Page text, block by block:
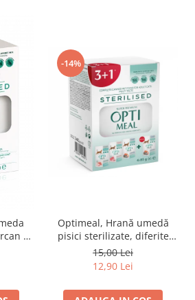
-14%
Optimeal, Hrană umedă
pisici sterilizate, diferite
arome, (3+1), 0.34kg
15,00 Lei
12,90 Lei